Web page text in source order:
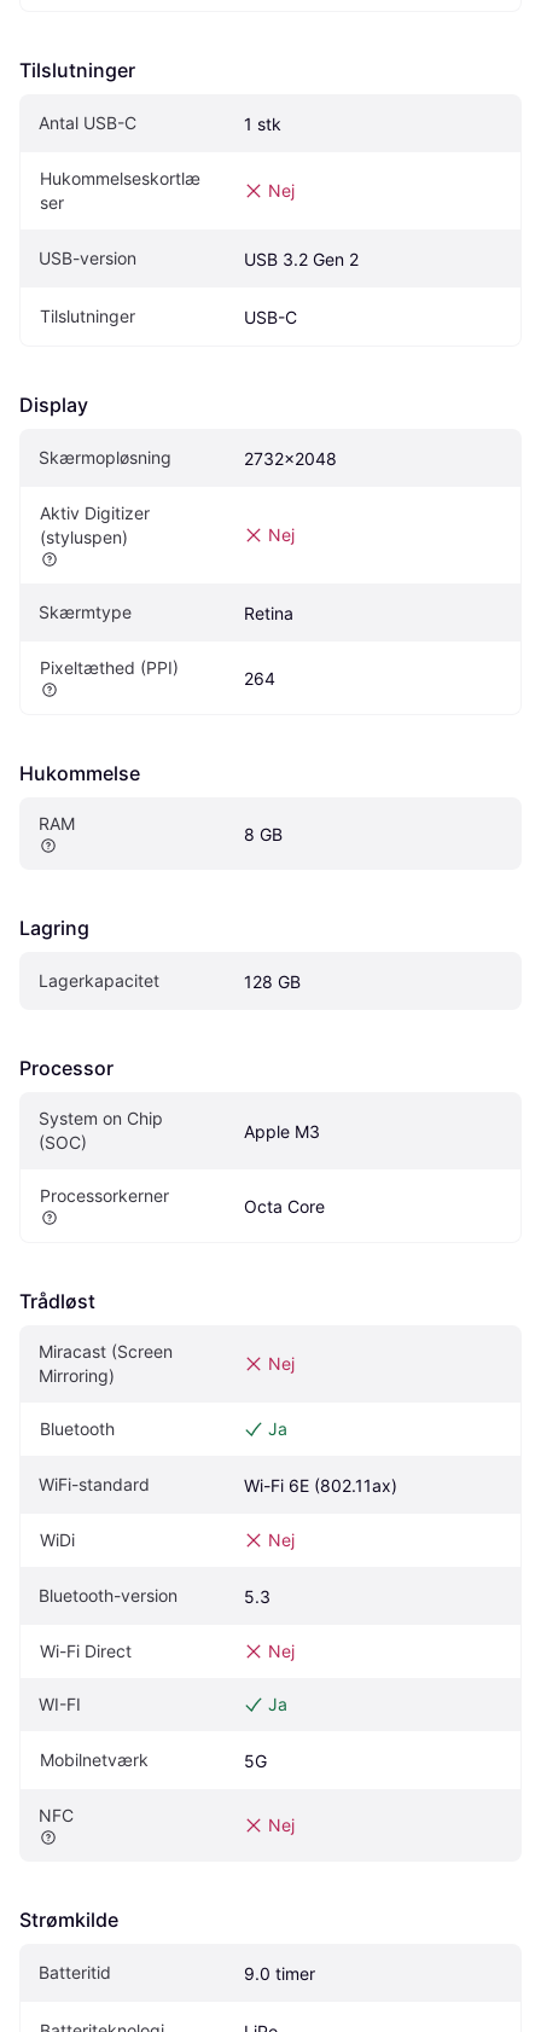
Tilslutninger
Antal USB-C 1 stk
Hukommelseskortlæ
ser
Nej
USB-version USB 3.2 Gen 2
Tilslutninger USB-C
Display
Skærmopløsning 2732x2048
Aktiv Digitizer
(styluspen)
Nej
Skærmtype Retina
Pixeltæthed (PPI)
264
Hukommelse
RAM
8 GB
Lagring
Lagerkapacitet 128 GB
Processor
System on Chip
(SOC)
Apple M3
Processorkerner
Octa Core
Trådløst
Miracast (Screen
Mirroring)
Nej
Bluetooth Ja
WiFi-standard Wi-Fi 6E (802.11ax)
WiDi Nej
Bluetooth-version 5.3
Wi-Fi Direct Nej
WI-FI Ja
Mobilnetværk 5G
NFC Nej
Strømkilde
Batteritid 9.0 timer